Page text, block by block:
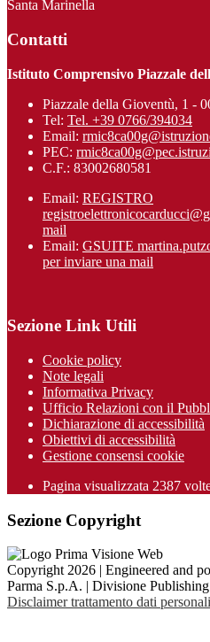
Santa Marinella
Contatti
Istituto Comprensivo Piazzale
Piazzale della Gioventù, 1 -
Tel: Tel. +39 0766/394034
Email:
PEC:
C.F.: 83002680581
Email: REGISTRO
mail
Email: GSUITE
per inviare una mail
Sezione Link Utili
Cookie policy
Note legali
Informativa Privacy
Ufficio Relazioni con il
Dichiarazione di accessibilità
Obiettivi di accessibilità
Gestione consensi cookie
Pagina visualizzata 2387
Sezione Copyright
Copyright 2026 | Engineered and
Parma S.p.A. | Divisione
Disclaimer trattamento dati personali